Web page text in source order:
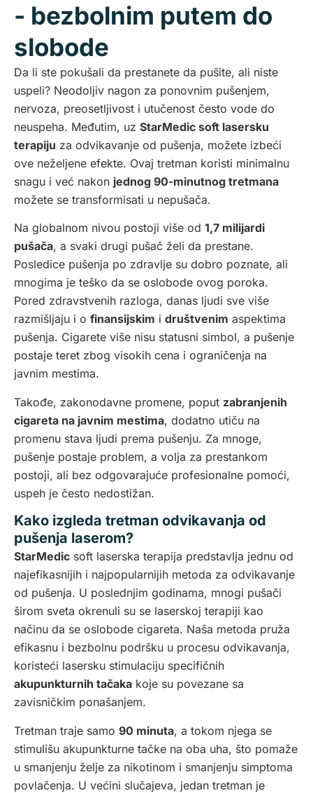
- bezbolnim putem do
slobode
Da li ste pokušali da prestanete da pušite, ali niste
uspeli? Neodoljiv nagon za ponovnim pušenjem,
nervoza, preosetljivost i utučenost često vode do
neuspeha. Međutim, uz StarMedic soft lasersku
terapiju za odvikavanje od pušenja, možete izbeći
ove neželjene efekte. Ovaj tretman koristi minimalnu
snagu i već nakon jednog 90-minutnog tretmana
možete se transformisati u nepušača.
Na globalnom nivou postoji više od 1,7 milijardi
pušača, a svaki drugi pušač želi da prestane.
Posledice pušenja po zdravlje su dobro poznate, ali
mnogima je teško da se oslobode ovog poroka.
Pored zdravstvenih razloga, danas ljudi sve više
razmišljaju i o finansijskim i društvenim aspektima
pušenja. Cigarete više nisu statusni simbol, a pušenje
postaje teret zbog visokih cena i ograničenja na
javnim mestima.
Takođe, zakonodavne promene, poput zabranjenih
cigareta na javnim mestima, dodatno utiču na
promenu stava ljudi prema pušenju. Za mnoge,
pušenje postaje problem, a volja za prestankom
postoji, ali bez odgovarajuće profesionalne pomoći,
uspeh je često nedostižan.
Kako izgleda tretman odvikavanja od
pušenja laserom?
StarMedic soft laserska terapija predstavlja jednu od
najefikasnijih i najpopularnijih metoda za odvikavanje
od pušenja. U poslednjim godinama, mnogi pušači
širom sveta okrenuli su se laserskoj terapiji kao
načinu da se oslobode cigareta. Naša metoda pruža
efikasnu i bezbolnu podršku u procesu odvikavanja,
koristeći lasersku stimulaciju specifičnih
akupunkturnih tačaka koje su povezane sa
zavisničkim ponašanjem.
Tretman traje samo 90 minuta, a tokom njega se
stimulišu akupunkturne tačke na oba uha, što pomaže
u smanjenju želje za nikotinom i smanjenju simptoma
povlačenja. U većini slučajeva, jedan tretman je